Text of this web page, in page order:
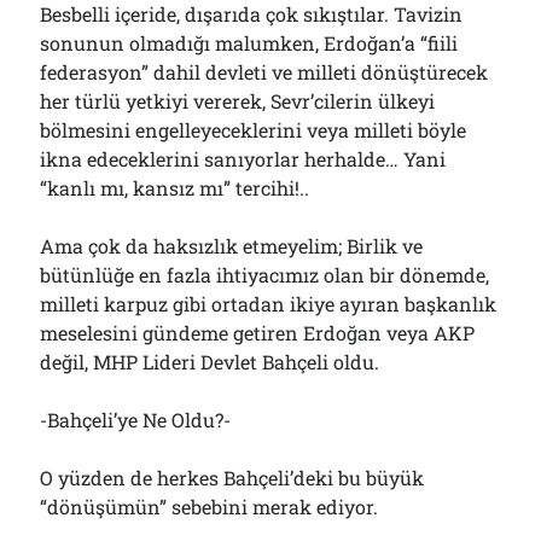
Besbelli içeride, dışarıda çok sıkıştılar. Tavizin
sonunun olmadığı malumken, Erdoğan’a “fiili
federasyon” dahil devleti ve milleti dönüştürecek
her türlü yetkiyi vererek, Sevr’cilerin ülkeyi
bölmesini engelleyeceklerini veya milleti böyle
ikna edeceklerini sanıyorlar herhalde… Yani
“kanlı mı, kansız mı” tercihi!..
Ama çok da haksızlık etmeyelim; Birlik ve
bütünlüğe en fazla ihtiyacımız olan bir dönemde,
milleti karpuz gibi ortadan ikiye ayıran başkanlık
meselesini gündeme getiren Erdoğan veya AKP
değil, MHP Lideri Devlet Bahçeli oldu.
-Bahçeli’ye Ne Oldu?-
O yüzden de herkes Bahçeli’deki bu büyük
“dönüşümün” sebebini merak ediyor.